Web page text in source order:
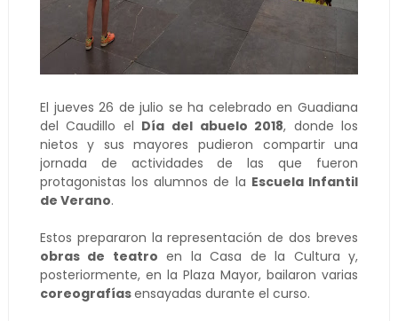
El jueves 26 de julio se ha celebrado en Guadiana
del Caudillo el Día del abuelo 2018, donde los
nietos y sus mayores pudieron compartir una
jornada de actividades de las que fueron
protagonistas los alumnos de la Escuela Infantil
de Verano.
Estos prepararon la representación de dos breves
obras de teatro en la Casa de la Cultura y,
posteriormente, en la Plaza Mayor, bailaron varias
coreografíasensayadas durante el curso.